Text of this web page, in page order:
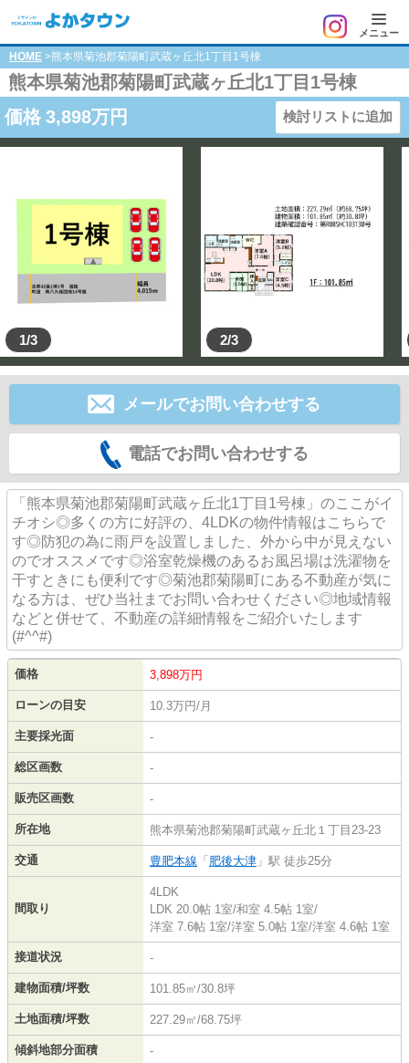
メニュー
HOME >熊本県菊池郡菊陽町武蔵ヶ丘北1丁目1号棟
熊本県菊池郡菊陽町武蔵ヶ丘北1丁目1号棟
価格 3,898万円 検討リストに追加
1/3 2/3
メールでお問い合わせする
電話でお問い合わせする
「熊本県菊池郡菊陽町武蔵ヶ丘北1丁目1号棟」のここがイ
チオシ◎多くの方に好評の、4LDKの物件情報はこちらで
す◎防犯の為に雨戸を設置しました、外から中が見えない
のでオススメです◎浴室乾燥機のあるお風呂場は洗濯物を
干すときにも便利です◎菊池郡菊陽町にある不動産が気に
なる方は、ぜひ当社までお問い合わせください◎地域情報
などと併せて、不動産の詳細情報をご紹介いたします
(#^^#)
価格 3,898万円
ローンの目安 10.3万円/月
主要採光面 -
総区画数 -
販売区画数 -
所在地 熊本県菊池郡菊陽町武蔵ヶ丘北１丁目23-23
交通 豊肥本線 「 肥後大津 」駅 徒歩25分
間取り
4LDK
LDK 20.0帖 1室/和室 4.5帖 1室/
洋室 7.6帖 1室/洋室 5.0帖 1室/洋室 4.6帖 1室
接道状況 -
建物面積/坪数 101.85㎡/30.8坪
土地面積/坪数 227.29㎡/68.75坪
傾斜地部分面積 -